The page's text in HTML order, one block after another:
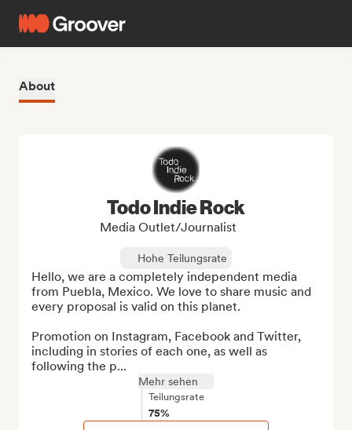
About
Todo Indie Rock
Media Outlet/Journalist
Hohe Teilungsrate
Hello, we are a completely independent media
from Puebla, Mexico. We love to share music and
every proposal is valid on this planet.
Promotion on Instagram, Facebook and Twitter,
including in stories of each one, as well as
following the p...
Mehr sehen
Teilungsrate
75%